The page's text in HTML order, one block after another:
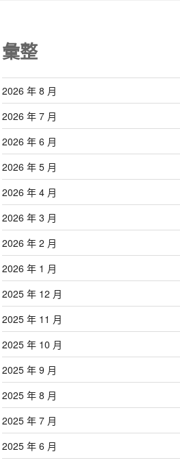
彙整
2026 年 8 月
2026 年 7 月
2026 年 6 月
2026 年 5 月
2026 年 4 月
2026 年 3 月
2026 年 2 月
2026 年 1 月
2025 年 12 月
2025 年 11 月
2025 年 10 月
2025 年 9 月
2025 年 8 月
2025 年 7 月
2025 年 6 月